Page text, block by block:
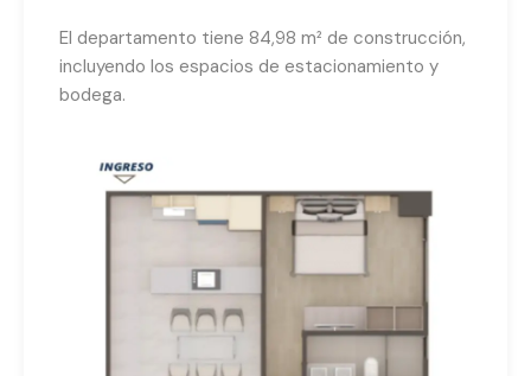
El departamento tiene 84,98 m² de construcción,
incluyendo los espacios de estacionamiento y
bodega.